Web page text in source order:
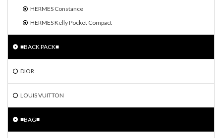
HERMES Constance
HERMES Kelly Pocket Compact
■BACK PACK■
DIOR
LOUIS VUITTON
■BAG■